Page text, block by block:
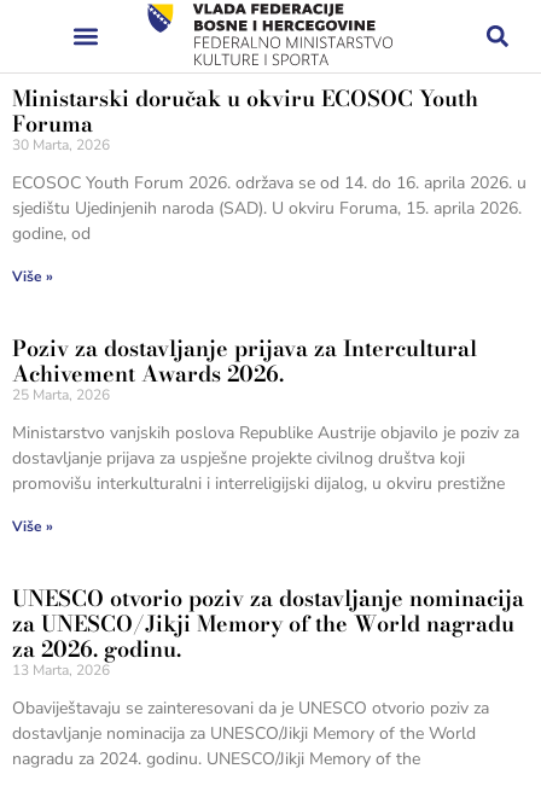
Ministarski doručak u okviru ECOSOC Youth
Foruma
30 Marta, 2026
ECOSOC Youth Forum 2026. održava se od 14. do 16. aprila 2026. u
sjedištu Ujedinjenih naroda (SAD). U okviru Foruma, 15. aprila 2026.
godine, od
Više »
Poziv za dostavljanje prijava za Intercultural
Achivement Awards 2026.
25 Marta, 2026
Ministarstvo vanjskih poslova Republike Austrije objavilo je poziv za
dostavljanje prijava za uspješne projekte civilnog društva koji
promovišu interkulturalni i interreligijski dijalog, u okviru prestižne
Više »
UNESCO otvorio poziv za dostavljanje nominacija
za UNESCO/Jikji Memory of the World nagradu
za 2026. godinu.
13 Marta, 2026
Obaviještavaju se zainteresovani da je UNESCO otvorio poziv za
dostavljanje nominacija za UNESCO/Jikji Memory of the World
nagradu za 2024. godinu. UNESCO/Jikji Memory of the